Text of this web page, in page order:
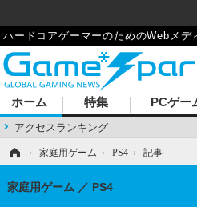
ハードコアゲーマーのためのWebメデ
ホーム
アクセスランキング
特集 PCゲー
› 家庭用ゲーム › PS4 › 記事
家庭用ゲーム PS4